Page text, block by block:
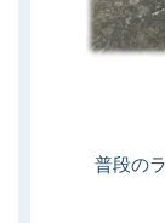
普段の